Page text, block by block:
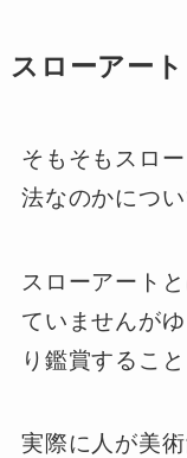
スローアー
そもそもスロ
法なのかについ
スローアート
ていませんが
り鑑賞するこ
実際に人が美